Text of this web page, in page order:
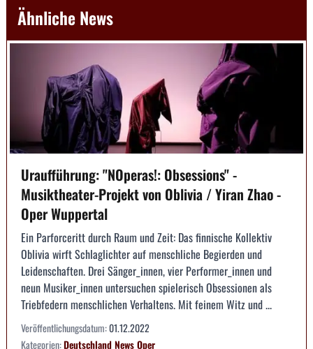
Ähnliche News
Uraufführung: "NOperas!: Obsessions" -
Musiktheater-Projekt von Oblivia / Yiran Zhao -
Oper Wuppertal
Ein Parforceritt durch Raum und Zeit: Das finnische Kollektiv
Oblivia wirft Schlaglichter auf menschliche Begierden und
Leidenschaften. Drei Sänger_innen, vier Performer_innen und
neun Musiker_innen untersuchen spielerisch Obsessionen als
Triebfedern menschlichen Verhaltens. Mit feinem Witz und ...
Veröffentlichungsdatum:01.12.2022
Kategorien:DeutschlandNewsOper